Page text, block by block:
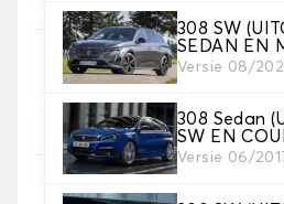
308 SW
SEDAN EN
Versie 08/
308 Sedan
SW EN
Versie 06/
7. Autogrip antislip®
voor een optimale grip
8. Hakstuk